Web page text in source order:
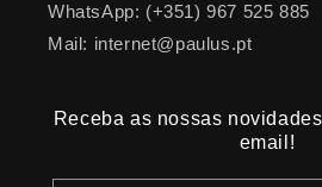
WhatsApp: (+351) 967 525 885
Mail: internet@paulus.pt
Receba as nossas
email!